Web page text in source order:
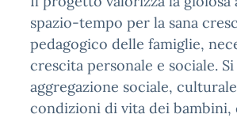
spazio-tempo per la sana
pedagogico delle famiglie,
crescita personale e sociale.
aggregazione sociale,
condizioni di vita dei